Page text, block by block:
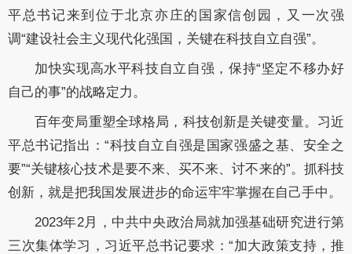
平总书记来到位于北京亦庄的国家信创园，又一次强
调“建设社会主义现代化强国，关键在科技自立自强”。
加快实现高水平科技自立自强，保持“坚定不移办好
自己的事”的战略定力。
百年变局重塑全球格局，科技创新是关键变量。习近
平总书记指出：“科技自立自强是国家强盛之基、安全之
要”“关键核心技术是要不来、买不来、讨不来的”。抓科技
创新，就是把我国发展进步的命运牢牢掌握在自己手中。
2023年2月，中共中央政治局就加强基础研究进行第
三次集体学习，习近平总书记要求：“加大政策支持，推